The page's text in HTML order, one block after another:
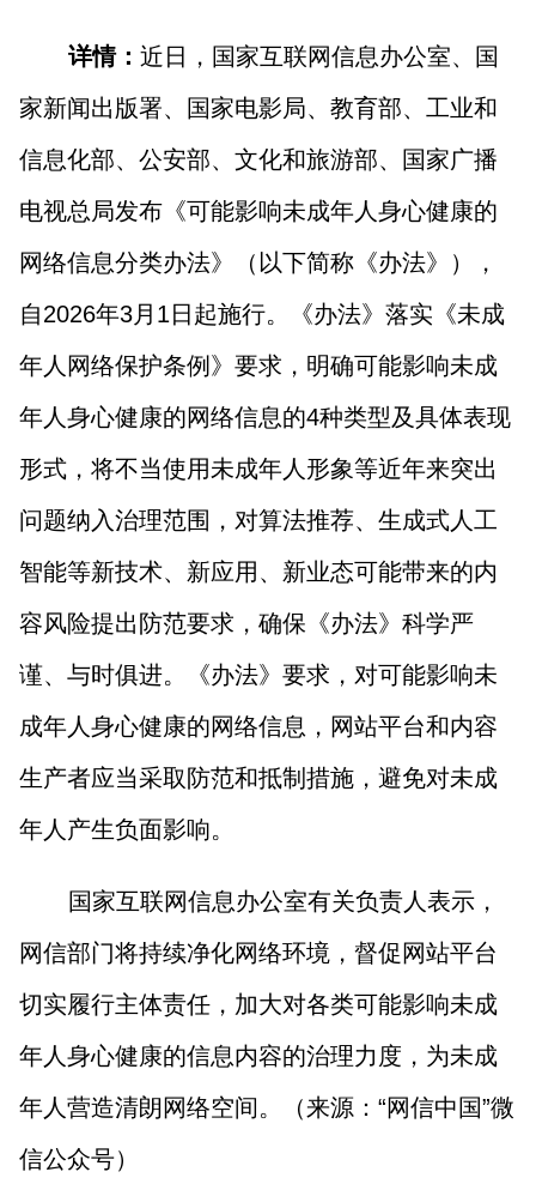
详情： 近日，国家互联网信息办公室、国
家新闻出版署、国家电影局、教育部、工业和
信息化部、公安部、文化和旅游部、国家广播
电视总局发布《可能影响未成年人身心健康的
网络信息分类办法》（以下简称《办法》），
自2026年3月1日起施行。《办法》落实《未成
年人网络保护条例》要求，明确可能影响未成
年人身心健康的网络信息的4种类型及具体表现
形式，将不当使用未成年人形象等近年来突出
问题纳入治理范围，对算法推荐、生成式人工
智能等新技术、新应用、新业态可能带来的内
容风险提出防范要求，确保《办法》科学严
谨、与时俱进。《办法》要求，对可能影响未
成年人身心健康的网络信息，网站平台和内容
生产者应当采取防范和抵制措施，避免对未成
年人产生负面影响。
国家互联网信息办公室有关负责人表示，
网信部门将持续净化网络环境，督促网站平台
切实履行主体责任，加大对各类可能影响未成
年人身心健康的信息内容的治理力度，为未成
年人营造清朗网络空间。（来源：“网信中国”微
信公众号）